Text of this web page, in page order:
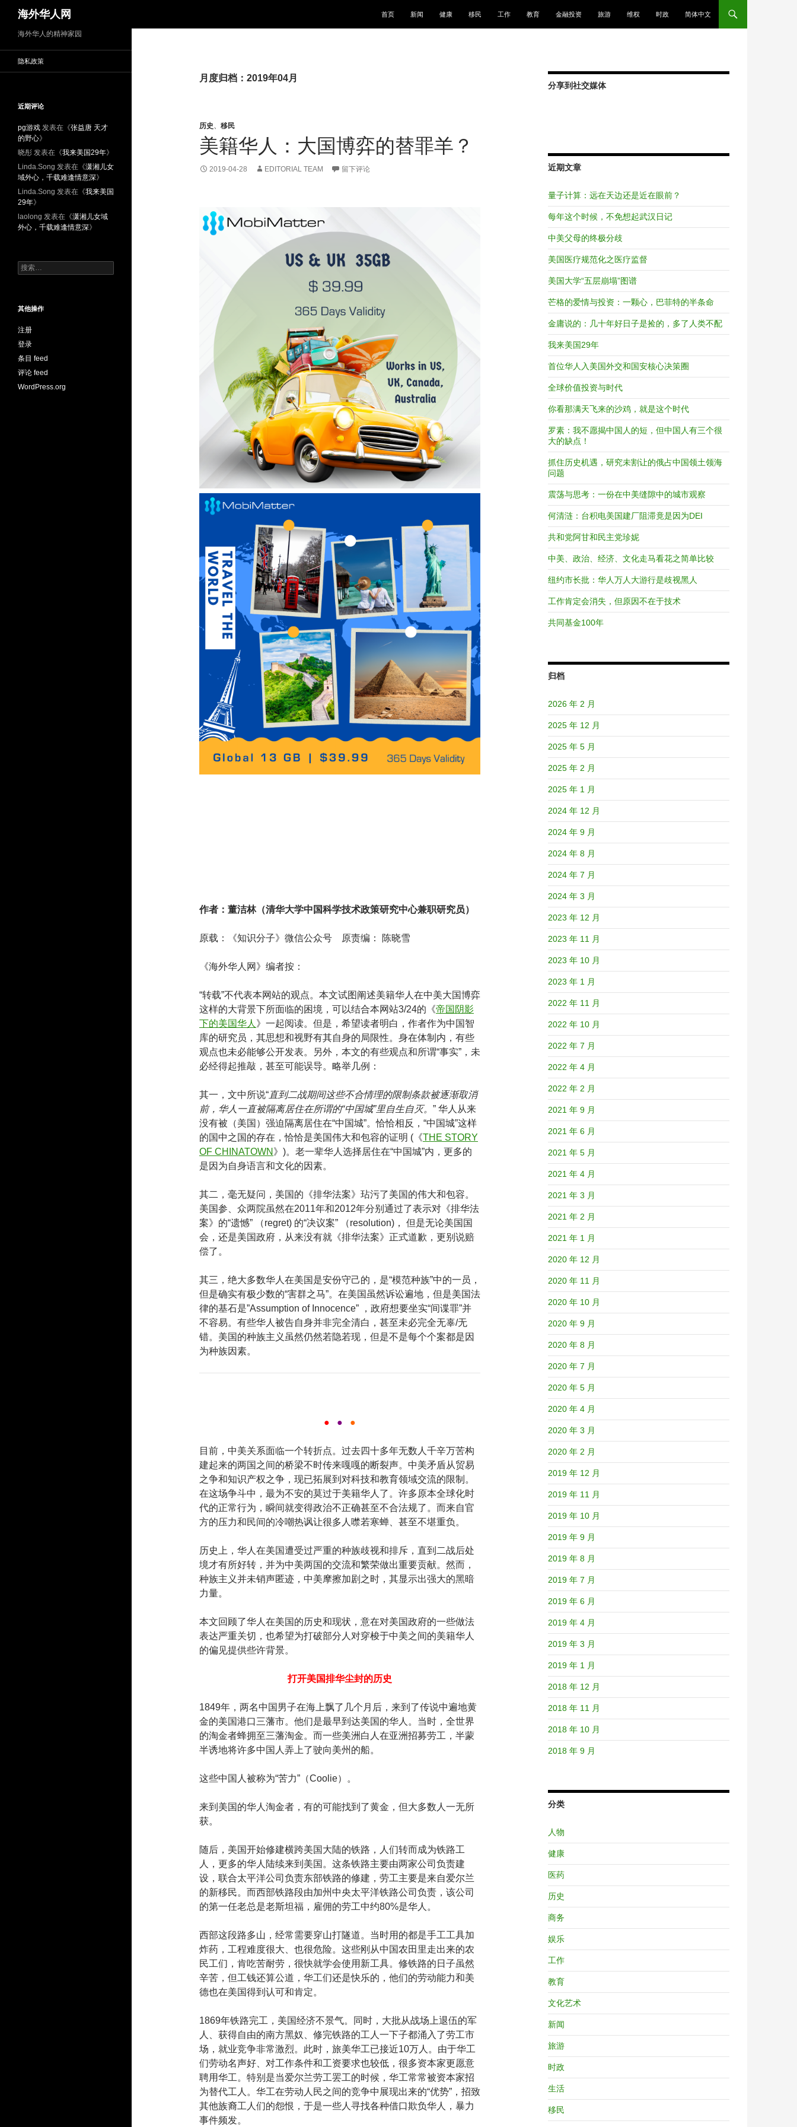
海外华人网
首页
新闻 健康 移民 工作 教育 金融投资 旅游 维权 时政 简体中文
月度归档：2019年04月
历史、 移民
美籍华人：大国博弈的替罪羊？
2019-04-28 EDITORIAL TEAM 留下评论
作者：董洁林（清华大学中国科学技术政策研究中心兼职研究员）
原载：《知识分子》微信公众号 原责编： 陈晓雪
《海外华人网》编者按：
“转载”不代表本网站的观点。本文试图阐述美籍华人在中美大国博弈
这样的大背景下所面临的困境，可以结合本网站3/24的《帝国阴影
下的美国华人 》一起阅读。但是，希望读者明白，作者作为中国智
库的研究员，其思想和视野有其自身的局限性。身在体制内，有些
观点也未必能够公开发表。另外，本文的有些观点和所谓“事实”，未
必经得起推敲，甚至可能误导。略举几例：
其一，文中所说“直到二战期间这些不合情理的限制条款被逐渐取消
前，华人一直被隔离居住在所谓的“中国城”里自生自灭。 ” 华人从来
没有被（美国）强迫隔离居住在“中国城”。恰恰相反，“中国城”这样
的国中之国的存在，恰恰是美国伟大和包容的证明 (《THE STORY
OF CHINATOWN 》)。老一辈华人选择居住在“中国城”内，更多的
是因为自身语言和文化的因素。
其二，毫无疑问，美国的《排华法案》玷污了美国的伟大和包容。
美国参、众两院虽然在2011年和2012年分别通过了表示对《排华法
案》的“遗憾” （regret) 的“决议案” （resolution)， 但是无论美国国
会，还是美国政府，从来没有就《排华法案》正式道歉，更别说赔
偿了。
其三，绝大多数华人在美国是安份守己的，是“模范种族”中的一员，
但是确实有极少数的“害群之马”。在美国虽然诉讼遍地，但是美国法
律的基石是”Assumption of Innocence” ，政府想要坐实“间谍罪”并
不容易。有些华人被告自身并非完全清白，甚至未必完全无辜/无
错。美国的种族主义虽然仍然若隐若现，但是不是每个个案都是因
为种族因素。
● ● ●
目前，中美关系面临一个转折点。过去四十多年无数人千辛万苦构
建起来的两国之间的桥梁不时传来嘎嘎的断裂声。中美矛盾从贸易
之争和知识产权之争，现已拓展到对科技和教育领域交流的限制。
在这场争斗中，最为不安的莫过于美籍华人了。许多原本全球化时
代的正常行为，瞬间就变得政治不正确甚至不合法规了。而来自官
方的压力和民间的冷嘲热讽让很多人噤若寒蝉、甚至不堪重负。
历史上，华人在美国遭受过严重的种族歧视和排斥，直到二战后处
境才有所好转，并为中美两国的交流和繁荣做出重要贡献。然而，
种族主义并未销声匿迹，中美摩擦加剧之时，其显示出强大的黑暗
力量。
本文回顾了华人在美国的历史和现状，意在对美国政府的一些做法
表达严重关切，也希望为打破部分人对穿梭于中美之间的美籍华人
的偏见提供些许背景。
打开美国排华尘封的历史
1849年，两名中国男子在海上飘了几个月后，来到了传说中遍地黄
金的美国港口三藩市。他们是最早到达美国的华人。当时，全世界
的淘金者蜂拥至三藩淘金。而一些美洲白人在亚洲招募劳工，半蒙
半诱地将许多中国人弄上了驶向美州的船。
这些中国人被称为“苦力”（Coolie）。
来到美国的华人淘金者，有的可能找到了黄金，但大多数人一无所
获。
随后，美国开始修建横跨美国大陆的铁路，人们转而成为铁路工
人，更多的华人陆续来到美国。这条铁路主要由两家公司负责建
设，联合太平洋公司负责东部铁路的修建，劳工主要是来自爱尔兰
的新移民。而西部铁路段由加州中央太平洋铁路公司负责，该公司
的第一任老总是老斯坦福，雇佣的劳工中约80%是华人。
西部这段路多山，经常需要穿山打隧道。当时用的都是手工工具加
炸药，工程难度很大、也很危险。这些刚从中国农田里走出来的农
民工们，肯吃苦耐劳，很快就学会使用新工具。修铁路的日子虽然
辛苦，但工钱还算公道，华工们还是快乐的，他们的劳动能力和美
德也在美国得到认可和肯定。
1869年铁路完工，美国经济不景气。同时，大批从战场上退伍的军
人、获得自由的南方黑奴、修完铁路的工人一下子都涌入了劳工市
场，就业竞争非常激烈。此时，旅美华工已接近10万人。由于华工
们劳动名声好、对工作条件和工资要求也较低，很多资本家更愿意
聘用华工。特别是当爱尔兰劳工罢工的时候，华工常常被资本家招
为替代工人。华工在劳动人民之间的竞争中展现出来的“优势”，招致
其他族裔工人们的怨恨，于是一些人寻找各种借口欺负华人，暴力
事件频发。
分享到社交媒体
近期文章
量子计算：远在天边还是近在眼前？
每年这个时候，不免想起武汉日记
中美父母的终极分歧
美国医疗规范化之医疗监督
美国大学“五层崩塌”图谱
芒格的爱情与投资：一颗心，巴菲特的半条命
金庸说的：几十年好日子是捡的，多了人类不配
我来美国29年
首位华人入美国外交和国安核心决策圈
全球价值投资与时代
你看那满天飞来的沙鸡，就是这个时代
罗素：我不愿揭中国人的短，但中国人有三个很
大的缺点！
抓住历史机遇，研究未割让的俄占中国领土领海
问题
震荡与思考：一份在中美缝隙中的城市观察
何清涟：台积电美国建厂阻滞竟是因为DEI
共和党阿甘和民主党珍妮
中美、政治、经济、文化走马看花之简单比较
纽约市长批：华人万人大游行是歧视黑人
工作肯定会消失，但原因不在于技术
共同基金100年
归档
2026 年 2 月
2025 年 12 月
2025 年 5 月
2025 年 2 月
2025 年 1 月
2024 年 12 月
2024 年 9 月
2024 年 8 月
2024 年 7 月
2024 年 3 月
2023 年 12 月
2023 年 11 月
2023 年 10 月
2023 年 1 月
2022 年 11 月
2022 年 10 月
2022 年 7 月
2022 年 4 月
2022 年 2 月
2021 年 9 月
2021 年 6 月
2021 年 5 月
2021 年 4 月
2021 年 3 月
2021 年 2 月
2021 年 1 月
2020 年 12 月
2020 年 11 月
2020 年 10 月
2020 年 9 月
2020 年 8 月
2020 年 7 月
2020 年 5 月
2020 年 4 月
2020 年 3 月
2020 年 2 月
2019 年 12 月
2019 年 11 月
2019 年 10 月
2019 年 9 月
2019 年 8 月
2019 年 7 月
2019 年 6 月
2019 年 4 月
2019 年 3 月
2019 年 1 月
2018 年 12 月
2018 年 11 月
2018 年 10 月
2018 年 9 月
分类
人物
健康
医药
历史
商务
娱乐
工作
教育
文化艺术
新闻
旅游
时政
生活
移民
海外华人的精神家园
隐私政策
近期评论
pg游戏 发表在《张益唐 天才
的野心》
晓彤 发表在《我来美国29年》
Linda.Song 发表在《潇湘儿女
域外心，千载难逢情意深》
Linda.Song 发表在《我来美国
29年》
laolong 发表在《潇湘儿女域
外心，千载难逢情意深》
搜
索：
其他操作
注册
登录
条目 feed
评论 feed
WordPress.org